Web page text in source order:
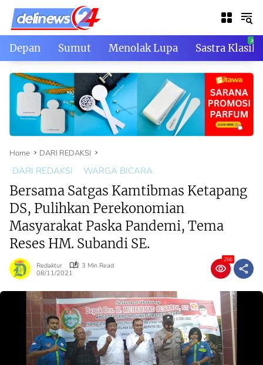
Skip
content
Depan Sumut Menolak Lupa Sastra Klasik
Home DARI REDAKSI
DARI REDAKSI WARGA BICARA
Bersama Satgas Kamtibmas Ketapang
DS, Pulihkan Perekonomian
Masyarakat Paska Pandemi, Tema
Reses HM. Subandi SE.
Redaktur
3 Min Read
08/11/2021
266